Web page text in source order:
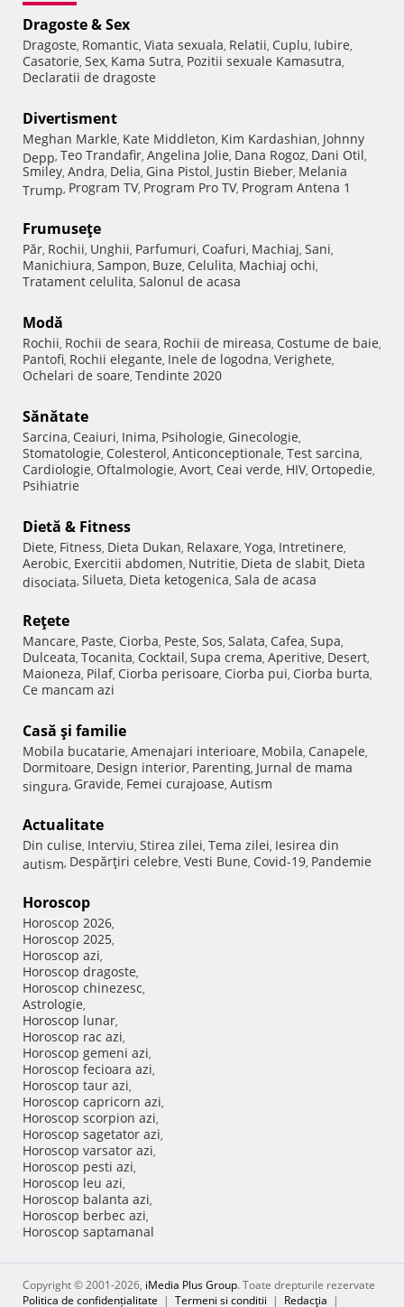
Dragoste & Sex
Dragoste, Romantic, Viata sexuala, Relatii, Cuplu, Iubire,
Casatorie, Sex, Kama Sutra, Pozitii sexuale Kamasutra,
Declaratii de dragoste
Divertisment
Meghan Markle, Kate Middleton, Kim Kardashian, Johnny
Depp, Teo Trandafir, Angelina Jolie, Dana Rogoz, Dani Otil,
Smiley, Andra, Delia, Gina Pistol, Justin Bieber, Melania
Trump, Program TV, Program Pro TV, Program Antena 1
Frumuseţe
Păr, Rochii, Unghii, Parfumuri, Coafuri, Machiaj, Sani,
Manichiura, Sampon, Buze, Celulita, Machiaj ochi,
Tratament celulita, Salonul de acasa
Modă
Rochii, Rochii de seara, Rochii de mireasa, Costume de baie,
Pantofi, Rochii elegante, Inele de logodna, Verighete,
Ochelari de soare, Tendinte 2020
Sănătate
Sarcina, Ceaiuri, Inima, Psihologie, Ginecologie,
Stomatologie, Colesterol, Anticonceptionale, Test sarcina,
Cardiologie, Oftalmologie, Avort, Ceai verde, HIV, Ortopedie,
Psihiatrie
Dietă & Fitness
Diete, Fitness, Dieta Dukan, Relaxare, Yoga, Intretinere,
Aerobic, Exercitii abdomen, Nutritie, Dieta de slabit, Dieta
disociata, Silueta, Dieta ketogenica, Sala de acasa
Reţete
Mancare, Paste, Ciorba, Peste, Sos, Salata, Cafea, Supa,
Dulceata, Tocanita, Cocktail, Supa crema, Aperitive, Desert,
Maioneza, Pilaf, Ciorba perisoare, Ciorba pui, Ciorba burta,
Ce mancam azi
Casă şi familie
Mobila bucatarie, Amenajari interioare, Mobila, Canapele,
Dormitoare, Design interior, Parenting, Jurnal de mama
singura, Gravide, Femei curajoase, Autism
Actualitate
Din culise, Interviu, Stirea zilei, Tema zilei, Iesirea din
autism, Despărţiri celebre, Vesti Bune, Covid-19, Pandemie
Horoscop
Horoscop 2026,
Horoscop 2025,
Horoscop azi,
Horoscop dragoste,
Horoscop chinezesc,
Astrologie,
Horoscop lunar,
Horoscop rac azi,
Horoscop gemeni azi,
Horoscop fecioara azi,
Horoscop taur azi,
Horoscop capricorn azi,
Horoscop scorpion azi,
Horoscop sagetator azi,
Horoscop varsator azi,
Horoscop pesti azi,
Horoscop leu azi,
Horoscop balanta azi,
Horoscop berbec azi,
Horoscop saptamanal
Copyright © 2001-2026, iMedia Plus Group. Toate drepturile rezervate
Politica de confidențialitate | Termeni si conditii | Redacţia |